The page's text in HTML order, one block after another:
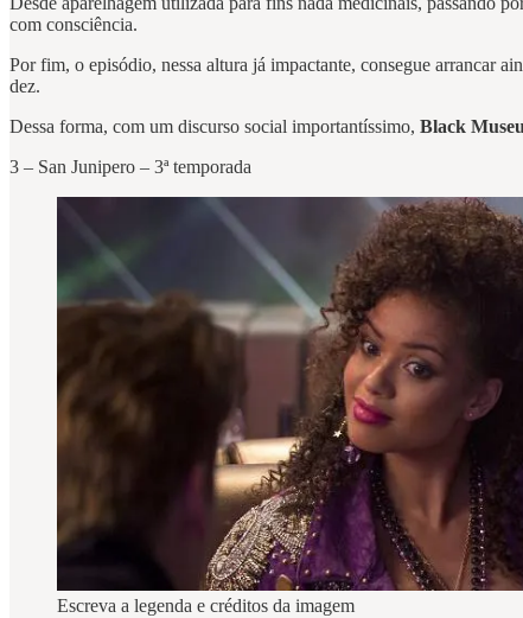
com consciência.
Por fim, o episódio, nessa altura já impactante, consegue arrancar
dez.
Dessa forma, com um discurso social importantíssimo, Black
3 – San Junipero – 3ª temporada
Escreva a legenda e créditos da imagem